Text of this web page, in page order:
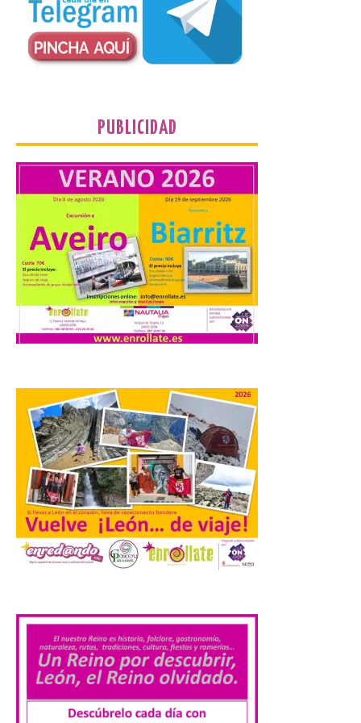
Incide en que el eclipse se
verá desde múltiples
puntos de la ciudad, por lo
que no será necesario
La decimonovena
fotografía de León de…
viaje nos llega desde la
plaza de Oriente en
Madrid
8 Ago 2026
Nueva edición de León
de…viaje. Una iniciativa
Conceyu País Llionés y el Diario de
Turismo, Ocio e Información para
jóvenes “Enredando.info”. Pilar Aller Aller
nos envía la décimo […]
Los minerales y sus usos
más comunes centran la
nueva exposición del
Museo de la Siderurgia y
la Minería de Sabero
La exposición que se
inaugurará el sábado día 8
de agosto a las doce y
media de la mañana,
minerales, rocas y fósiles de Castilla y
PUBLICIDAD